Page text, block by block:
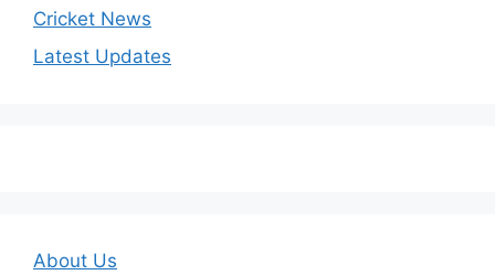
Cricket News
Latest Updates
About Us